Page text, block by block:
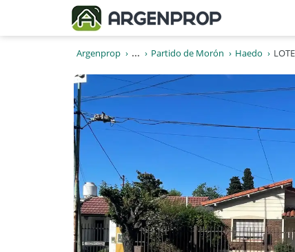
Argenprop ... Partido de Morón Haedo